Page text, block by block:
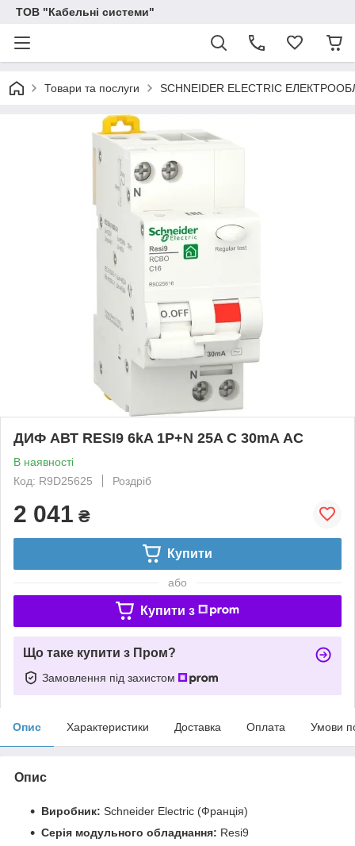
ТОВ "Кабельні системи"
Товари та послуги SCHNEIDER ELECTRIC
ДИФ АВТ RESI9 6kA 1P+N 25A C 30mA АC
В наявності
Код: R9D25625
Роздріб
2 041 ₴
Купити
або
Купити з
Що таке купити з Пром?
Замовлення під захистом
Опис Характеристики Доставка Оплата Умови
Опис
Виробник: Schneider Electric (Франція)
Серія модульного обладнання: Resi9